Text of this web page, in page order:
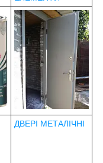
ДВЕРІ МЕТАЛІЧНІ